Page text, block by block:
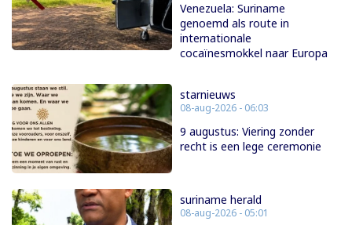
Venezuela: Suriname
genoemd als route in
internationale
cocaïnesmokkel naar Europa
starnieuws
08-aug-2026 - 06:03
9 augustus: Viering zonder
recht is een lege ceremonie
suriname herald
08-aug-2026 - 05:01